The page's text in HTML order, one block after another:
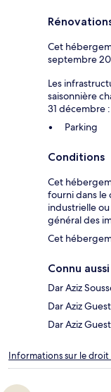
Cet
septembre
Les
saisonnière
31 décembre :
Parking
Conditions
Cet
fourni dans le
industrielle ou
général des
Cet
Connu
Dar Aziz
Dar Aziz
Dar Aziz
Informations sur le